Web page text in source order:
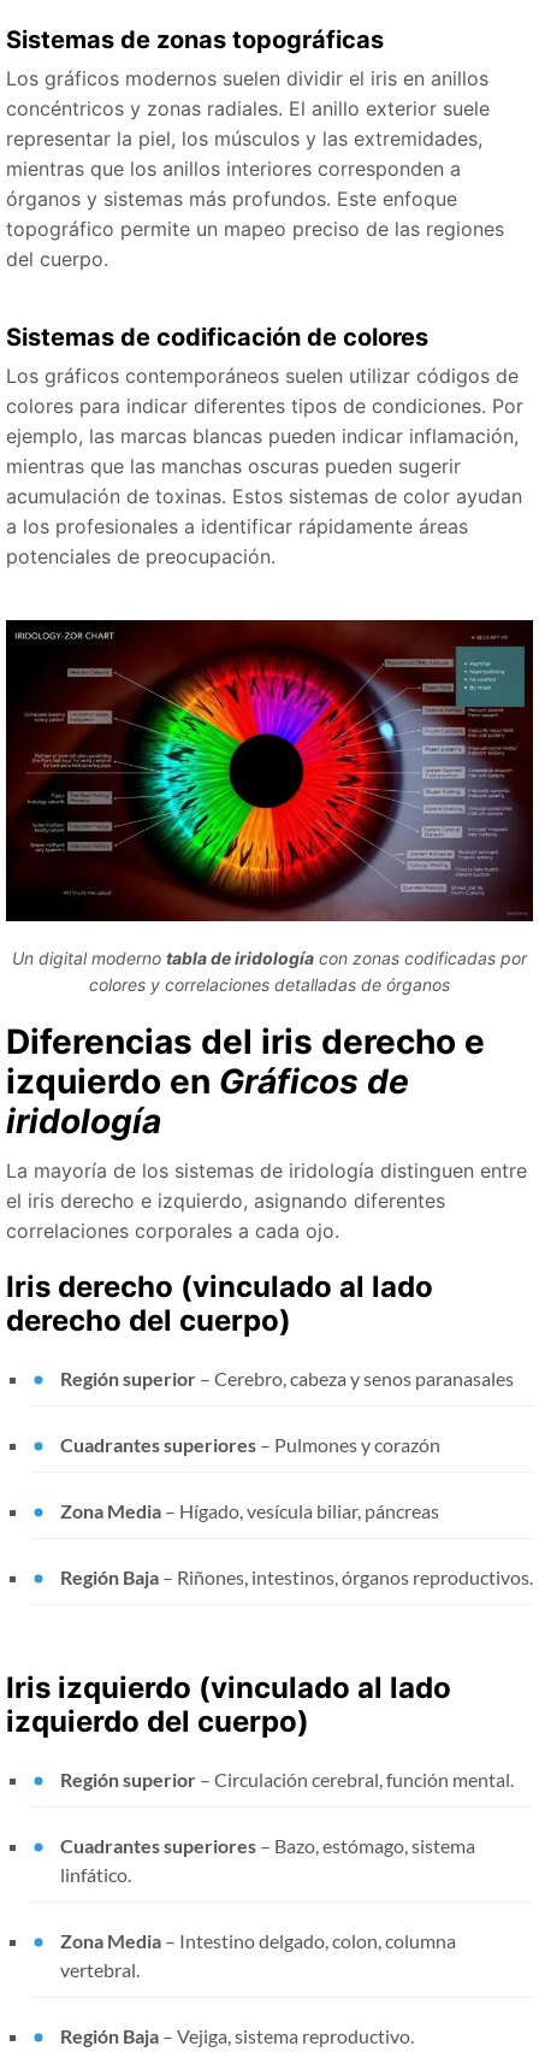
Sistemas de zonas topográficas
Los gráficos modernos suelen dividir el iris en anillos
concéntricos y zonas radiales. El anillo exterior suele
representar la piel, los músculos y las extremidades,
mientras que los anillos interiores corresponden a
órganos y sistemas más profundos. Este enfoque
topográfico permite un mapeo preciso de las regiones
del cuerpo.
Sistemas de codificación de colores
Los gráficos contemporáneos suelen utilizar códigos de
colores para indicar diferentes tipos de condiciones. Por
ejemplo, las marcas blancas pueden indicar inflamación,
mientras que las manchas oscuras pueden sugerir
acumulación de toxinas. Estos sistemas de color ayudan
a los profesionales a identificar rápidamente áreas
potenciales de preocupación.
Un digital moderno tabla de iridología con zonas codificadas por
colores y correlaciones detalladas de órganos
Diferencias del iris derecho e
izquierdo en Gráficos de
iridología
La mayoría de los sistemas de iridología distinguen entre
el iris derecho e izquierdo, asignando diferentes
correlaciones corporales a cada ojo.
Iris derecho (vinculado al lado
derecho del cuerpo)
Región superior – Cerebro, cabeza y senos paranasales
Cuadrantes superiores – Pulmones y corazón
Zona Media – Hígado, vesícula biliar, páncreas
Región Baja – Riñones, intestinos, órganos reproductivos.
Iris izquierdo (vinculado al lado
izquierdo del cuerpo)
Región superior – Circulación cerebral, función mental.
Cuadrantes superiores – Bazo, estómago, sistema
linfático.
Zona Media – Intestino delgado, colon, columna
vertebral.
Región Baja – Vejiga, sistema reproductivo.